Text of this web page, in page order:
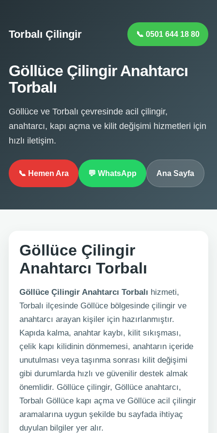
Torbalı Çilingir 📞 0501 644 18 80
Göllüce Çilingir Anahtarcı
Torbalı
Göllüce ve Torbalı çevresinde acil çilingir,
anahtarcı, kapı açma ve kilit değişimi hizmetleri için
hızlı iletişim.
📞 Hemen Ara 💬 WhatsApp Ana Sayfa
Göllüce Çilingir
Anahtarcı Torbalı
Göllüce Çilingir Anahtarcı Torbalı hizmeti,
Torbalı ilçesinde Göllüce bölgesinde çilingir ve
anahtarcı arayan kişiler için hazırlanmıştır.
Kapıda kalma, anahtar kaybı, kilit sıkışması,
çelik kapı kilidinin dönmemesi, anahtarın içeride
unutulması veya taşınma sonrası kilit değişimi
gibi durumlarda hızlı ve güvenilir destek almak
önemlidir. Göllüce çilingir, Göllüce anahtarcı,
Torbalı Göllüce kapı açma ve Göllüce acil çilingir
aramalarına uygun şekilde bu sayfada ihtiyaç
duyulan bilgiler yer alır.